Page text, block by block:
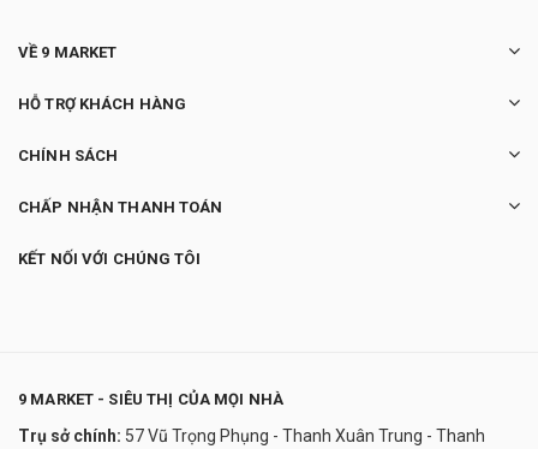
VỀ 9 MARKET
HỖ TRỢ KHÁCH HÀNG
CHÍNH SÁCH
CHẤP NHẬN THANH TOÁN
KẾT NỐI VỚI CHÚNG TÔI
9 MARKET - SIÊU THỊ CỦA MỌI NHÀ
Trụ sở chính: 57 Vũ Trọng Phụng - Thanh Xuân Trung - Thanh